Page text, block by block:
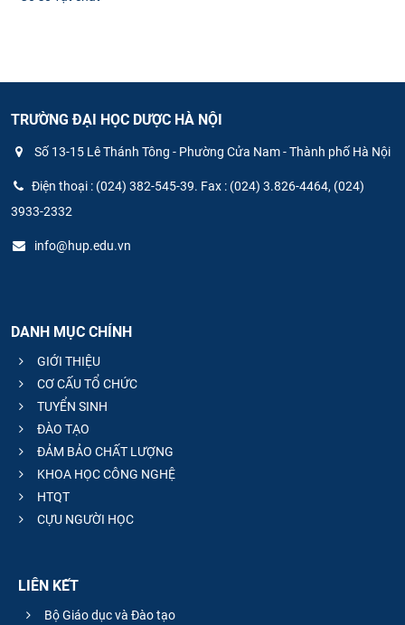
TRƯỜNG ĐẠI HỌC DƯỢC HÀ NỘI
Số 13-15 Lê Thánh Tông - Phường Cửa Nam - Thành phố Hà Nội
Điện thoại : (024) 382-545-39. Fax : (024) 3.826-4464, (024)
3933-2332
info@hup.edu.vn
DANH MỤC CHÍNH
GIỚI THIỆU
CƠ CẤU TỔ CHỨC
TUYỂN SINH
ĐÀO TẠO
ĐẢM BẢO CHẤT LƯỢNG
KHOA HỌC CÔNG NGHỆ
HTQT
CỰU NGƯỜI HỌC
LIÊN KẾT
Bộ Giáo dục và Đào tạo